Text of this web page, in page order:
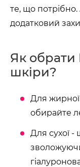
те, що
додатковий
Як обрати
шкіри?
Для жирної
обирайте
Для сухої -